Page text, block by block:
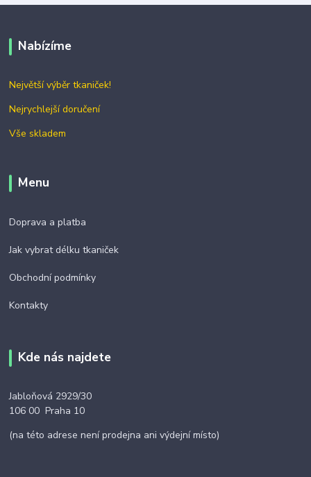
Nabízíme
Největší výběr tkaniček!
Nejrychlejší doručení
Vše skladem
Menu
Doprava a platba
Jak vybrat délku tkaniček
Obchodní podmínky
Kontakty
Kde nás najdete
Jabloňová 2929/30
106 00 Praha 10
(na této adrese není prodejna ani výdejní místo)